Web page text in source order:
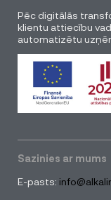
Pēc digitālās
klientu attiecību
automatizētu
Sazinies ar mums
E-pasts: